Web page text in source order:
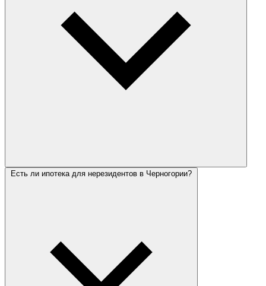
Есть ли ипотека для нерезидентов в Черногории?